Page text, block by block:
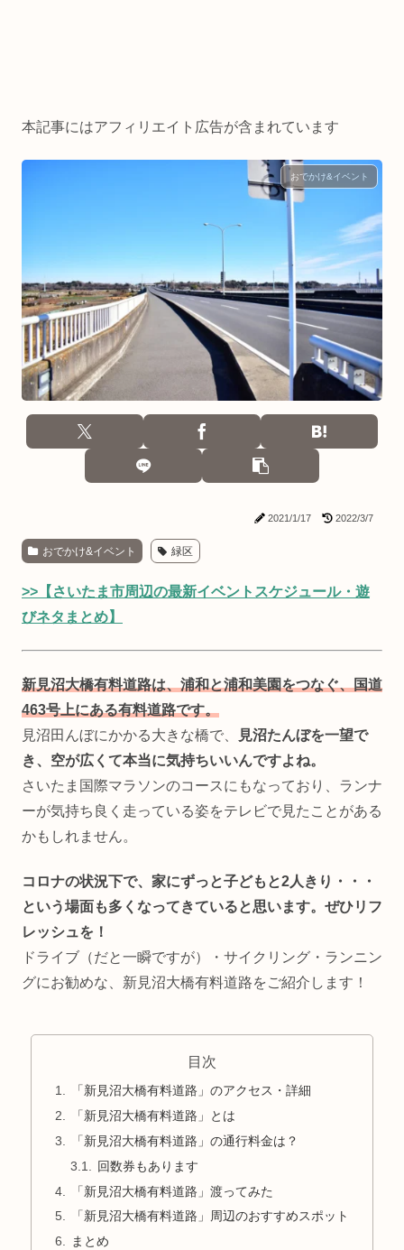
本記事にはアフィリエイト広告が含まれています
おでかけ&イベント
2021/1/17 2022/3/7
おでかけ&イベント 緑区
>>【さいたま市周辺の最新イベントスケジュール・遊
びネタまとめ】
新見沼大橋有料道路は、浦和と浦和美園をつなぐ、国道
463号上にある有料道路です。
見沼田んぼにかかる大きな橋で、
見沼たんぼを一望で
き、空が広くて本当に気持ちいいんですよね。
さいたま国際マラソンのコースにもなっており、ランナ
ーが気持ち良く走っている姿をテレビで見たことがある
かもしれません。
コロナの状況下で、家にずっと子どもと2人きり・・・
という場面も多くなってきていると思います。ぜひリフ
レッシュを！
ドライブ（だと一瞬ですが）・サイクリング・ランニン
グにお勧めな、新見沼大橋有料道路をご紹介します！
目次
「新見沼大橋有料道路」のアクセス・詳細
「新見沼大橋有料道路」とは
「新見沼大橋有料道路」の通行料金は？
回数券もあります
「新見沼大橋有料道路」渡ってみた
「新見沼大橋有料道路」周辺のおすすめスポット
まとめ